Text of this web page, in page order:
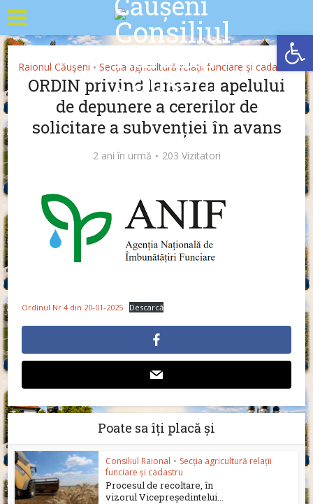
Raionul Căușeni • Secția agricultură relații funciare și cadastru
ORDIN privind lansarea apelului
de depunere a cererilor de
solicitare a subvenției în avans
2 ani în urmă 203 Vizitatori
Ordinul Nr 4 din 20-01-2025 Descarcă
Poate sa îți placă și
Consiliul Raional • Secția agricultură relații
funciare și cadastru
Procesul de recoltare, în
vizorul Vicepreședintelui...